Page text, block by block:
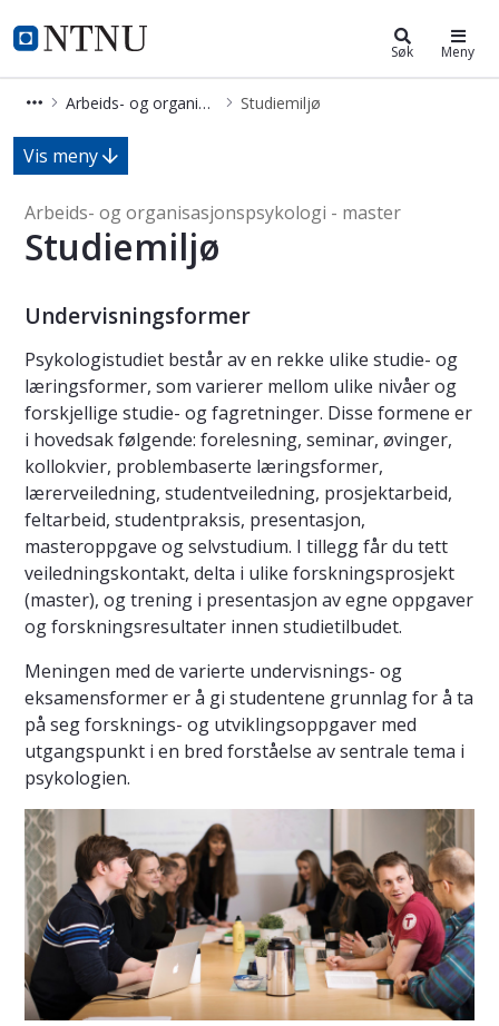
NTNU Hjemmeside
Arbeids- og Søk Meny
Arbeids- og organisasjonspsykologi - master Studiemiljø
Studiemiljø - Arbeids- og
Vis meny
Arbeids- og organisasjonspsykologi - master
Studiemiljø
Undervisningsformer
Psykologistudiet består av en rekke ulike studie- og
læringsformer, som varierer mellom ulike nivåer og
forskjellige studie- og fagretninger. Disse formene er
i hovedsak følgende: forelesning, seminar, øvinger,
kollokvier, problembaserte læringsformer,
lærerveiledning, studentveiledning, prosjektarbeid,
feltarbeid, studentpraksis, presentasjon,
masteroppgave og selvstudium. I tillegg får du tett
veiledningskontakt, delta i ulike forskningsprosjekt
(master), og trening i presentasjon av egne oppgaver
og forskningsresultater innen studietilbudet.
Meningen med de varierte undervisnings- og
eksamensformer er å gi studentene grunnlag for å ta
på seg forsknings- og utviklingsoppgaver med
utgangspunkt i en bred forståelse av sentrale tema i
psykologien.